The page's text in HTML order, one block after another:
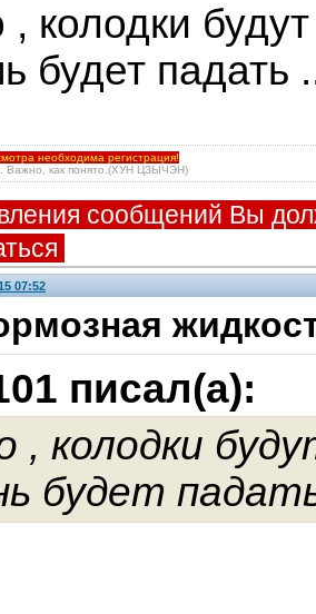
, колодки
будет падать
необходима регистрация!
Важно, как понято.(ХУН ЦЗЫЧЭН)
сообщений Вы
07:52
писал(а):
, колодки
будет